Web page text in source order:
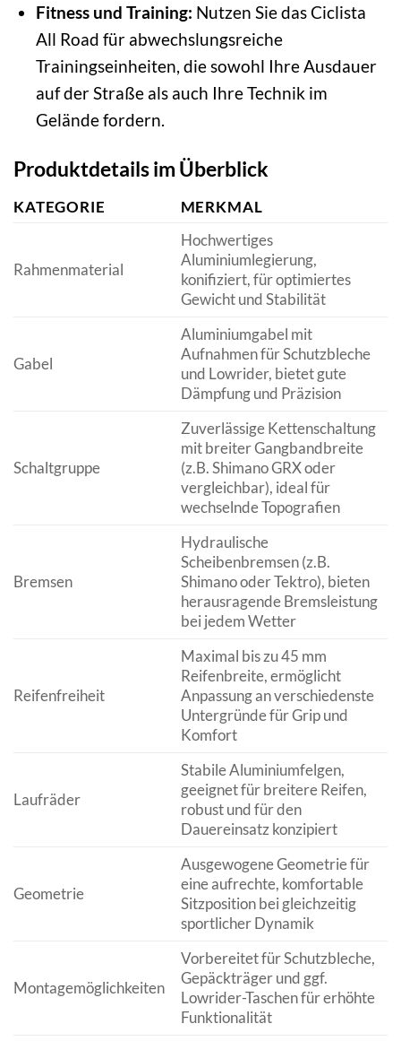
Fitness und Training: Nutzen Sie das Ciclista
All Road für abwechslungsreiche
Trainingseinheiten, die sowohl Ihre Ausdauer
auf der Straße als auch Ihre Technik im
Gelände fordern.
Produktdetails im Überblick
KATEGORIE MERKMAL
Rahmenmaterial
Hochwertiges
Aluminiumlegierung,
konifiziert, für optimiertes
Gewicht und Stabilität
Gabel
Aluminiumgabel mit
Aufnahmen für Schutzbleche
und Lowrider, bietet gute
Dämpfung und Präzision
Schaltgruppe
Zuverlässige Kettenschaltung
mit breiter Gangbandbreite
(z.B. Shimano GRX oder
vergleichbar), ideal für
wechselnde Topografien
Bremsen
Hydraulische
Scheibenbremsen (z.B.
Shimano oder Tektro), bieten
herausragende Bremsleistung
bei jedem Wetter
Reifenfreiheit
Maximal bis zu 45 mm
Reifenbreite, ermöglicht
Anpassung an verschiedenste
Untergründe für Grip und
Komfort
Laufräder
Stabile Aluminiumfelgen,
geeignet für breitere Reifen,
robust und für den
Dauereinsatz konzipiert
Geometrie
Ausgewogene Geometrie für
eine aufrechte, komfortable
Sitzposition bei gleichzeitig
sportlicher Dynamik
Montagemöglichkeiten
Vorbereitet für Schutzbleche,
Gepäckträger und ggf.
Lowrider-Taschen für erhöhte
Funktionalität